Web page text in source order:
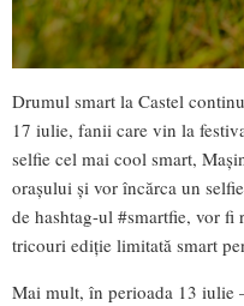
Drumul smart la Castel
17 iulie, fanii care vin la
selfie cel mai cool smart,
oraşului şi vor încărca un
de hashtag-ul #smartfie, vor fi
tricouri ediţie limitată smart
Mai mult, în perioada 13 iulie